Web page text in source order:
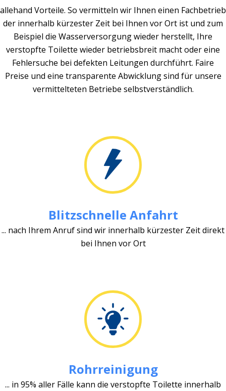
allehand Vorteile. So vermitteln wir Ihnen einen Fachbetrieb
der innerhalb kürzester Zeit bei Ihnen vor Ort ist und zum
Beispiel die Wasserversorgung wieder herstellt, Ihre
verstopfte Toilette wieder betriebsbreit macht oder eine
Fehlersuche bei defekten Leitungen durchführt. Faire
Preise und eine transparente Abwicklung sind für unsere
vermittelteten Betriebe selbstverständlich.
Blitzschnelle Anfahrt
... nach Ihrem Anruf sind wir innerhalb kürzester Zeit direkt
bei Ihnen vor Ort
Rohrreinigung
... in 95% aller Fälle kann die verstopfte Toilette innerhalb